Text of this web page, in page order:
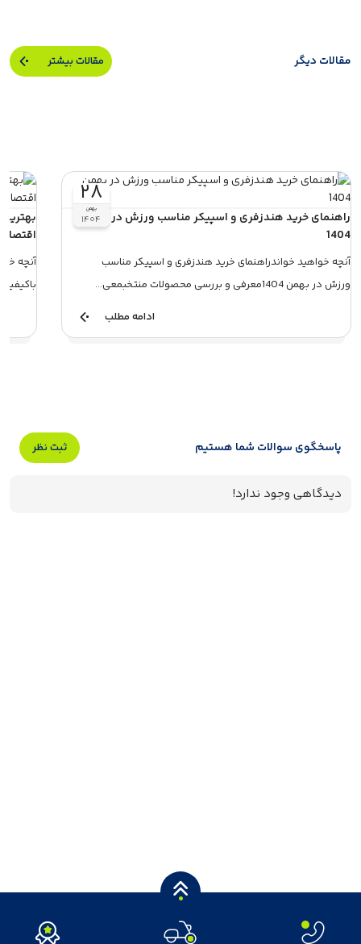
مقالات دیگر مقالات بیشتر
۲۸
بهمن
۱۴۰۴
راهنمای خرید هندزفری و اسپیکر مناسب ورزش در بهمن
1404
آنچه خواهید خواندراهنمای خرید هندزفری و اسپیکر مناسب
ورزش در بهمن 1404معرفی و بررسی محصولات منتخبمعی...
ادامه مطلب
اقتصادی
آنچه
پاسخگوی سوالات شما هستیم ثبت نظر
دیدگاهی وجود ندارد!